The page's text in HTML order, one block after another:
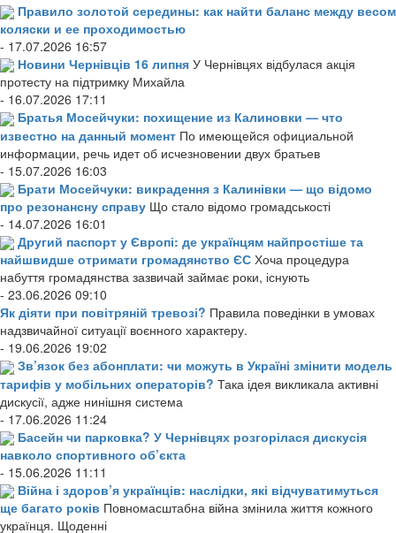
Правило золотой середины: как найти баланс между весом
коляски и ее проходимостью
- 17.07.2026 16:57
Новини Чернівців 16 липня У Чернівцях відбулася акція
протесту на підтримку Михайла
- 16.07.2026 17:11
Братья Мосейчуки: похищение из Калиновки — что
известно на данный момент По имеющейся официальной
информации, речь идет об исчезновении двух братьев
- 15.07.2026 16:03
Брати Мосейчуки: викрадення з Калинівки — що відомо
про резонансну справу Що стало відомо громадськості
- 14.07.2026 16:01
Другий паспорт у Європі: де українцям найпростіше та
найшвидше отримати громадянство ЄС Хоча процедура
набуття громадянства зазвичай займає роки, існують
- 23.06.2026 09:10
Як діяти при повітряній тревозі? Правила поведінки в умовах
надзвичайної ситуації воєнного характеру.
- 19.06.2026 19:02
Зв’язок без абонплати: чи можуть в Україні змінити модель
тарифів у мобільних операторів? Така ідея викликала активні
дискусії, адже нинішня система
- 17.06.2026 11:24
Басейн чи парковка? У Чернівцях розгорілася дискусія
навколо спортивного об’єкта
- 15.06.2026 11:11
Війна і здоров’я українців: наслідки, які відчуватимуться
ще багато років Повномасштабна війна змінила життя кожного
українця. Щоденні